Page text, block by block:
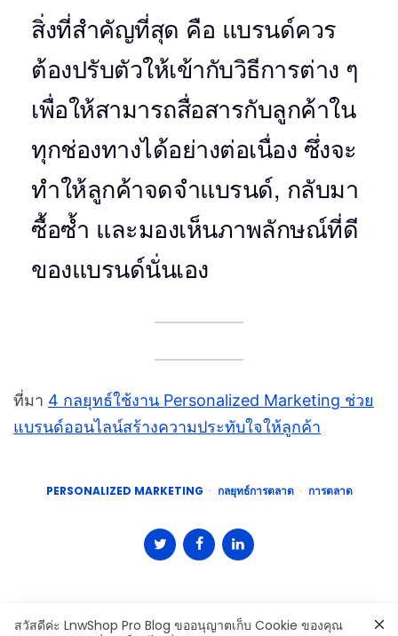
สิ่งที่สำคัญที่สุด คือ แบรนด์ควร
ต้องปรับตัวให้เข้ากับวิธีการต่าง ๆ
เพื่อให้สามารถสื่อสารกับลูกค้าใน
ทุกช่องทางได้อย่างต่อเนื่อง ซึ่งจะ
ทำให้ลูกค้าจดจำแบรนด์, กลับมา
ซื้อซ้ำ และมองเห็นภาพลักษณ์ที่ดี
ของแบรนด์นั่นเอง
ที่มา 4 กลยุทธ์ใช้งาน Personalized Marketing ช่วย
แบรนด์ออนไลน์สร้างความประทับใจให้ลูกค้า
PERSONALIZED MARKETING กลยุทธ์การตลาด การตลาด
สวัสดีค่ะ LnwShop Pro Blog ขออนุญาตเก็บ Cookie ของคุณ